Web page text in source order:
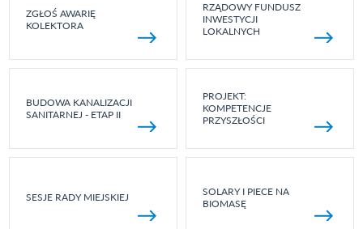
ZGŁOŚ AWARIĘ
KOLEKTORA
RZĄDOWY FUNDUSZ
INWESTYCJI
LOKALNYCH
BUDOWA KANALIZACJI
SANITARNEJ - ETAP II
PROJEKT:
KOMPETENCJE
PRZYSZŁOŚCI
SESJE RADY MIEJSKIEJ
SOLARY I PIECE NA
BIOMASĘ